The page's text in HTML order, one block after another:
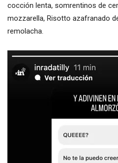
cocción lenta, somrentinos de
mozzarella, Risotto azafranado
remolacha.